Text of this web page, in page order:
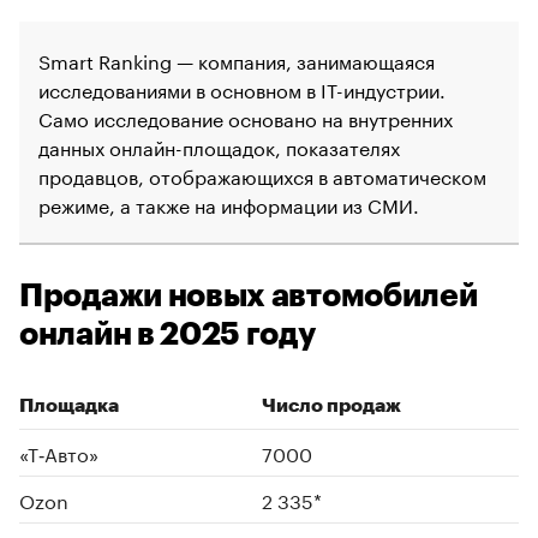
Smart Ranking — компания, занимающаяся
исследованиями в основном в IT-индустрии.
Само исследование основано на внутренних
данных онлайн-площадок, показателях
продавцов, отображающихся в автоматическом
режиме, а также на информации из СМИ.
00:00 / 00:00
Продажи новых автомобилей
онлайн в 2025 году
Площадка Число продаж
«Т‑Авто»
7000
Ozon
2 335*